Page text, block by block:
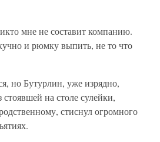
мне не составит компанию.
и рюмку выпить, не то что
но Бутурлин, уже изрядно,
на столе сулейки,
стиснул огромного